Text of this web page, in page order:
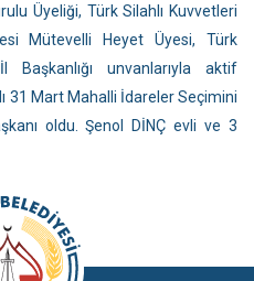
Üyeliği, Türk Silahlı Kuvvetleri
Mütevelli Heyet Üyesi, Türk
Başkanlığı unvanlarıyla aktif
31 Mart Mahalli İdareler Seçimini
oldu. Şenol DİNÇ evli ve 3